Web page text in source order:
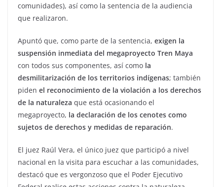
comunidades), así como la sentencia de la audiencia
que realizaron.
Apuntó que, como parte de la sentencia, exigen la
suspensión inmediata del megaproyecto Tren Maya
con todos sus componentes, así como la
desmilitarización de los territorios indígenas; también
piden el reconocimiento de la violación a los derechos
de la naturaleza que está ocasionando el
megaproyecto, la declaración de los cenotes como
sujetos de derechos y medidas de reparación.
El juez Raúl Vera, el único juez que participó a nivel
nacional en la visita para escuchar a las comunidades,
destacó que es vergonzoso que el Poder Ejecutivo